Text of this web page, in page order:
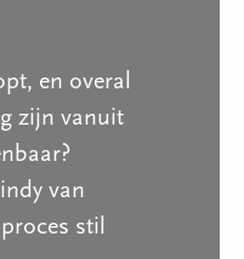
en overal
zijn vanuit
van
stil